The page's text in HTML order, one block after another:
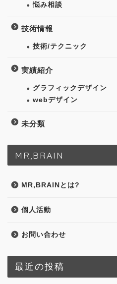
悩み相談
技術情報
技術/テクニック
実績紹介
グラフィックデザイン
webデザイン
未分類
MR,BRAIN
MR,BRAINとは?
個人活動
お問い合わせ
最近の投稿